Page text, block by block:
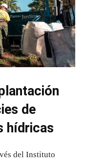
de
hídricas
del Instituto